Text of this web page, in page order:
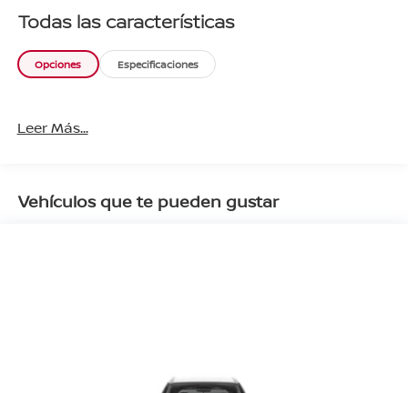
Todas las características
Opciones Especificaciones
Leer Más...
Vehículos que te pueden gustar